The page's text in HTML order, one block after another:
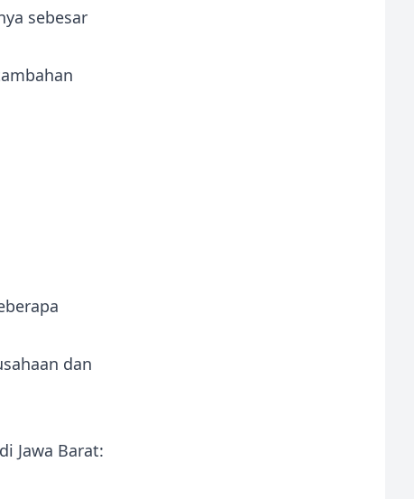
sebesar
dan
Jawa Barat: